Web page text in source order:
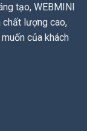
tạo, WEBMINI
lượng cao,
của khách